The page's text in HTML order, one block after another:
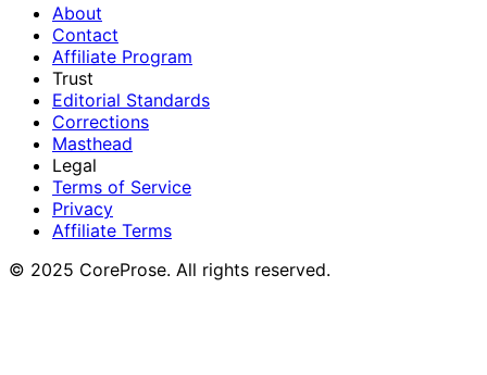
About
Contact
Affiliate Program
Trust
Editorial Standards
Corrections
Masthead
Legal
Terms of Service
Privacy
Affiliate Terms
© 2025 CoreProse. All rights reserved.